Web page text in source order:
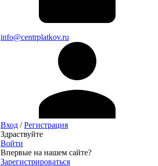
info@centrplatkov.ru
Вход /Регистрация
Здраствуйте
Войти
Впервые на нашем сайте?
Зарегистрироваться